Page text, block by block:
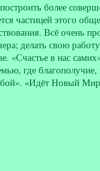
более
частицей этого
Всё очень
делать свою
«Счастье в нас
где
«Идёт Новый